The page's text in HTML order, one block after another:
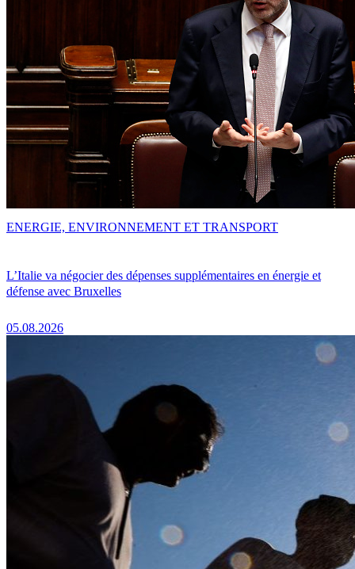
L’Italie va négocier des dépenses supplémentaires en énergie et
défense avec Bruxelles
05.08.2026
ENERGIE, ENVIRONNEMENT ET TRANSPORT